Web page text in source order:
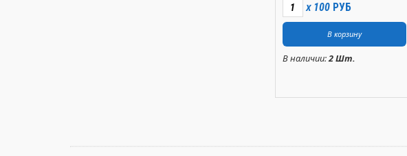
X 100 РУБ
В наличии:2 Шт.